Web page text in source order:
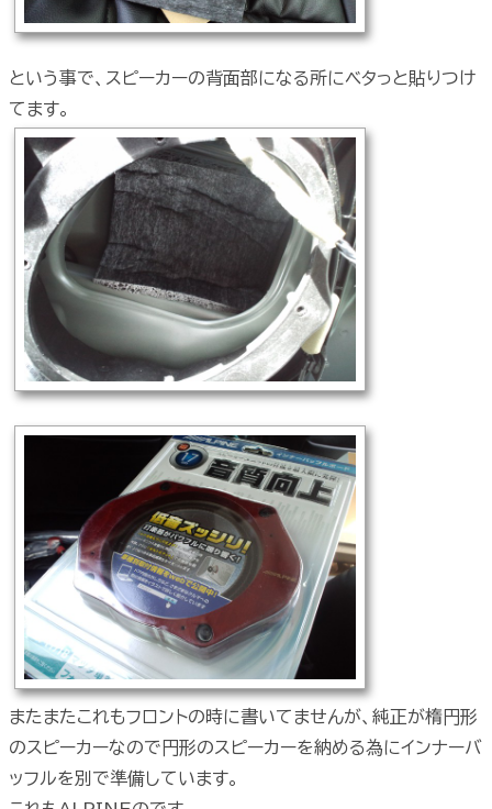
という事で、スピーカーの背面部になる所にベタっと貼りつけ
てます。
またまたこれもフロントの時に書いてませんが、純正が楕円形
のスピーカーなので円形のスピーカーを納める為にインナーバ
ッフルを別で準備しています。